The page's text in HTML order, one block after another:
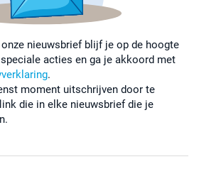
nieuwsbrief blijf je op de hoogte
acties en ga je akkoord met
.
moment uitschrijven door te
die in elke nieuwsbrief die je